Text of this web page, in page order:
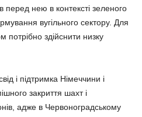
перед нею в контексті зеленого
вугільного сектору. Для
здійснити низку
і підтримка Німеччини і
закриття шахт і
адже в Червоноградському